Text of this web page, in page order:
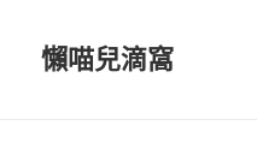
懶喵兒滴窩